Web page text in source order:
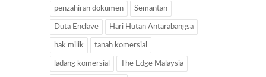
penzahiran dokumen Semantan
Duta Enclave Hari Hutan Antarabangsa
hak milik tanah komersial
ladang komersial The Edge Malaysia